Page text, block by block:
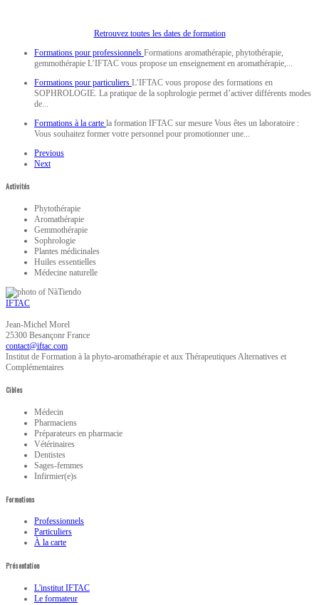
Retrouvez toutes les dates de formation
Formations pour professionnels Formations aromathérapie, phytothérapie,
gemmothérapie L’IFTAC vous propose un enseignement en aromathérapie,...
Formations pour particuliers L’IFTAC vous propose des formations en
SOPHROLOGIE. La pratique de la sophrologie permet d’activer différents modes
de...
Formations à la carte la formation IFTAC sur mesure Vous êtes un laboratoire :
Vous souhaitez former votre personnel pour promotionner une...
Previous
Next
Activités
Phytothérapie
Aromathérapie
Gemmothérapie
Sophrologie
Plantes médicinales
Huiles essentielles
Médecine naturelle
IFTAC
Jean-Michel Morel
25300 Besançonr France
Institut de Formation à la phyto-aromathérapie et aux Thérapeutiques Alternatives et
Complémentaires
Cibles
Médecin
Pharmaciens
Préparateurs en pharmacie
Vétérinaires
Dentistes
Sages-femmes
Infirmier(e)s
Formations
Professionnels
Particuliers
À la carte
Présentation
L'institut IFTAC
Le formateur